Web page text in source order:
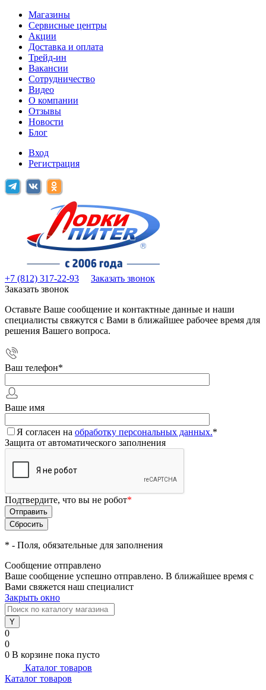
Магазины
Сервисные центры
Акции
Доставка и оплата
Трейд-ин
Вакансии
Сотрудничество
Видео
О компании
Отзывы
Новости
Блог
Вход
Регистрация
+7 (812) 317-22-93
Заказать звонок
Заказать звонок
Оставьте Ваше сообщение и контактные данные и наши
специалисты свяжутся с Вами в ближайшее рабочее время для
решения Вашего вопроса.
Ваш телефон*
Ваше имя
Я согласен на обработку персональных данных.*
Защита от автоматического заполнения
Подтвердите, что вы не робот*
* - Поля, обязательные для заполнения
Сообщение отправлено
Ваше сообщение успешно отправлено. В ближайшее время с
Вами свяжется наш специалист
Закрыть окно
0
0
0 В корзине пока пусто
Каталог товаров
Каталог товаров